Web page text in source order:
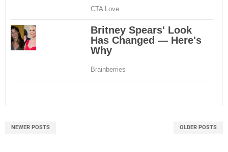
NEWER POSTS OLDER POSTS